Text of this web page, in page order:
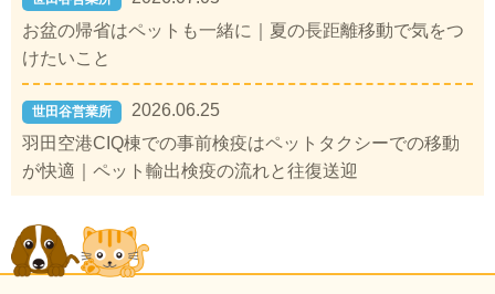
お盆の帰省はペットも一緒に｜夏の長距離移動で気をつ
けたいこと
世田谷営業所
2026.06.25
羽田空港CIQ棟での事前検疫はペットタクシーでの移動
が快適｜ペット輸出検疫の流れと往復送迎